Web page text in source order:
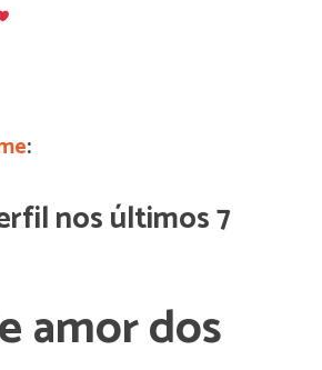
:
nos últimos 7
amor dos